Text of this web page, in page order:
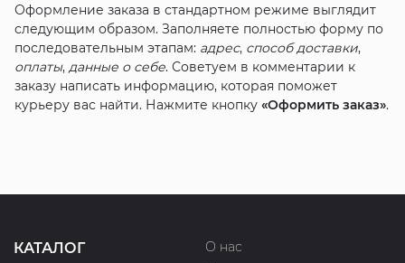
Оформление заказа в стандартном режиме выглядит
следующим образом. Заполняете полностью форму по
последовательным этапам: адрес, способ доставки,
оплаты, данные о себе. Советуем в комментарии к
заказу написать информацию, которая поможет
курьеру вас найти. Нажмите кнопку «Оформить заказ».
КАТАЛОГ
О нас